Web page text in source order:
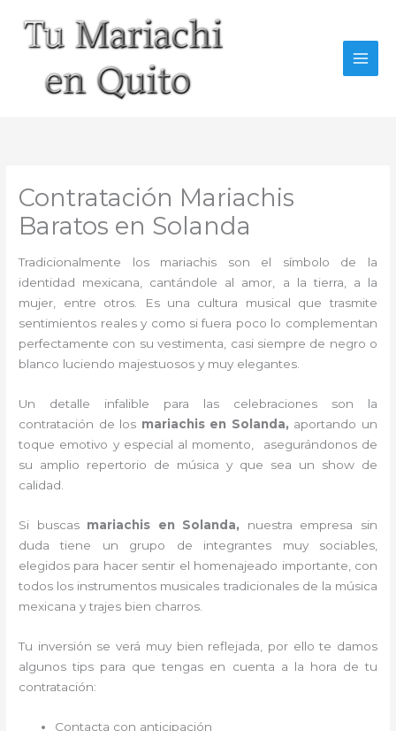
contenido
Contratación Mariachis
Baratos en Solanda
Tradicionalmente los mariachis son el símbolo de la
identidad mexicana, cantándole al amor, a la tierra, a la
mujer, entre otros. Es una cultura musical que trasmite
sentimientos reales y como si fuera poco lo complementan
perfectamente con su vestimenta, casi siempre de negro o
blanco luciendo majestuosos y muy elegantes.
Un detalle infalible para las celebraciones son la
contratación de los mariachis en Solanda, aportando un
toque emotivo y especial al momento, asegurándonos de
su amplio repertorio de música y que sea un show de
calidad.
Si buscas mariachis en Solanda, nuestra empresa
sin
duda tiene un grupo de integrantes muy sociables,
elegidos para hacer sentir el homenajeado importante, con
todos los instrumentos musicales tradicionales de la música
mexicana y trajes bien charros.
Tu inversión se verá muy bien reflejada, por ello te damos
algunos tips para que tengas en cuenta a la hora de tu
contratación:
Contacta con anticipación